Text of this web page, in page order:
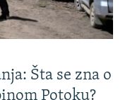
Šta se zna o
Potoku?